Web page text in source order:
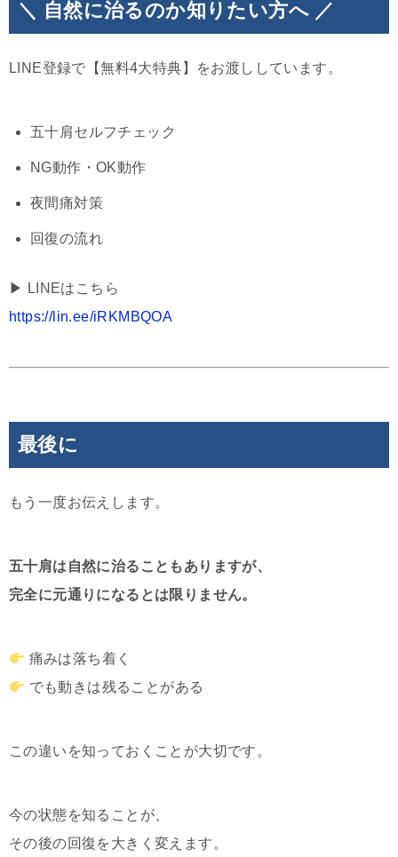
＼ 自然に治るのか知りたい方へ ／
LINE登録で【無料4大特典】をお渡ししています。
五十肩セルフチェック
NG動作・OK動作
夜間痛対策
回復の流れ
▶︎ LINEはこちら
https://lin.ee/iRKMBQOA
最後に
もう一度お伝えします。
五十肩は自然に治ることもありますが、
完全に元通りになるとは限りません。
痛みは落ち着く
でも動きは残ることがある
この違いを知っておくことが大切です。
今の状態を知ることが、
その後の回復を大きく変えます。